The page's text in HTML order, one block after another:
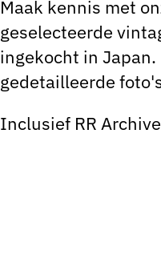
Maak kennis met
geselecteerde
ingekocht in
gedetailleerde
Inclusief RR